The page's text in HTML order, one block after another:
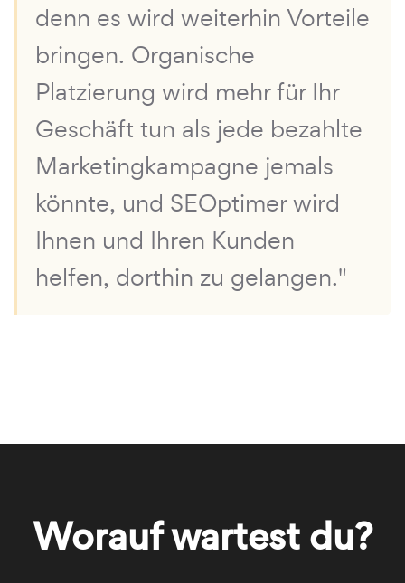
denn es wird weiterhin Vorteile
bringen. Organische
Platzierung wird mehr für Ihr
Geschäft tun als jede bezahlte
Marketingkampagne jemals
könnte, und SEOptimer wird
Ihnen und Ihren Kunden
helfen, dorthin zu gelangen."
Worauf wartest du?